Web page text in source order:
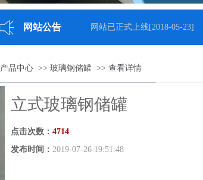
网站公告 网站已正式上线[2018-05-23]
产品中心 >> 玻璃钢储罐 >> 查看详情
立式玻璃钢储罐
点击次数： 4714
发布时间： 2019-07-26 19:51:48